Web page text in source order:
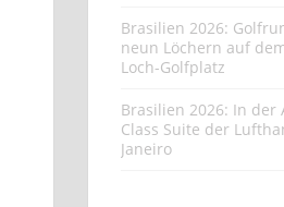
Brasilien 2026:
neun Löchern auf
Loch-Golfplatz
Brasilien 2026: In der
Class Suite der
Janeiro